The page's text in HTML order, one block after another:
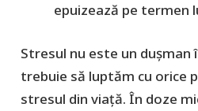
epuizează pe termen
Stresul nu este un dușman
trebuie să luptăm cu orice
stresul din viață. În doze